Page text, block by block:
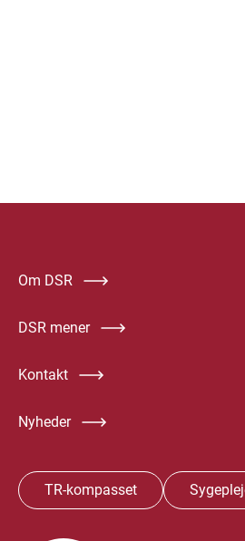
Om DSR
DSR mener
Kontakt
Nyheder
TR-kompasset